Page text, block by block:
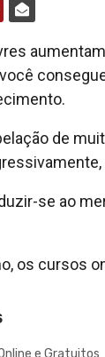
de
se ao
os cursos
e Gratuitos